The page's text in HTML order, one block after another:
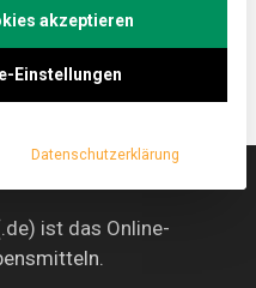
ist das Online-
akzeptieren
Einstellungen
Datenschutzerklärung